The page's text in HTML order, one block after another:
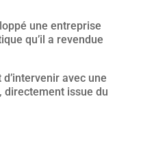
une entreprise
qu’il a revendue
avec une
directement issue du